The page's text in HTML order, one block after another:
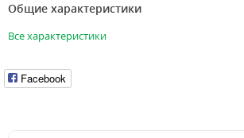
Общие характеристики
Все характеристики
Facebook